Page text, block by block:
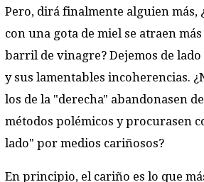
Pero, dirá finalmente alguien más,
con una gota de miel se atraen
barril de vinagre? Dejemos de
y sus lamentables incoherencias.
los de la "derecha" abandonasen
métodos polémicos y procurasen
lado" por medios cariñosos?
En principio, el cariño es lo que